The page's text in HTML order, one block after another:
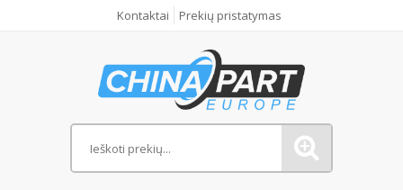
Kontaktai Prekių pristatymas